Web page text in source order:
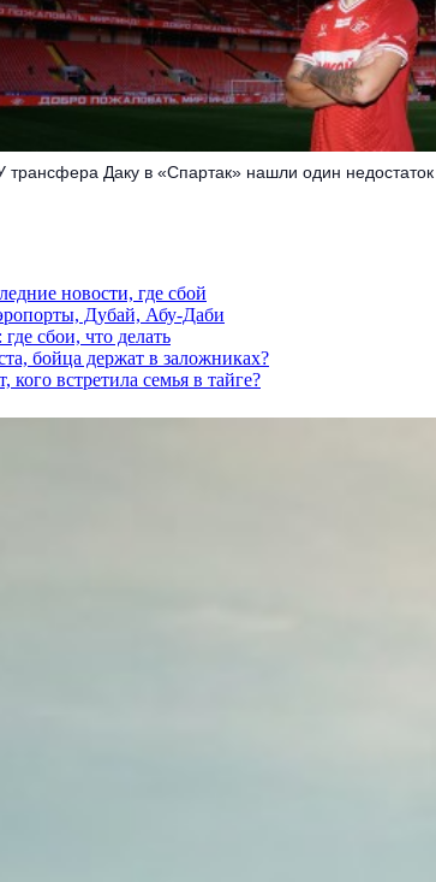
трансфера Даку в «Спартак» нашли один недостаток
новости, где сбой
Дубай, Абу-Даби
сбои, что делать
бойца держат в заложниках?
встретила семья в тайге?